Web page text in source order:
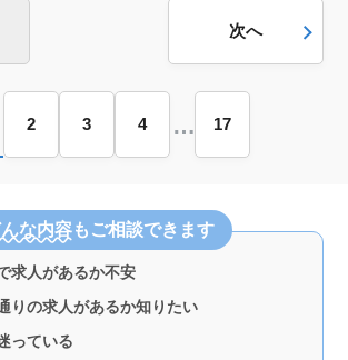
次へ
2 3 4 … 17
な内容もご相談できます
求人があるか不安
りの求人があるか知りたい
っている